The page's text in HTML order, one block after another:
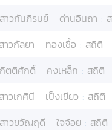
าวกันภิรมย์ ด่านอินถา :
าวกัลยา ทองเชื้อ : สถิติ
กิตติศักดิ์ คงเหล็ก : สถิติ
าวเกศินี เป็งเขียว : สถิติ
าวขวัญฤดี ใจจ้อย : สถิติ